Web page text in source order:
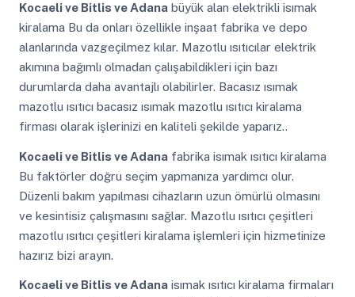
Kocaeli ve Bitlis ve Adanabüyük alan elektrikli isımak
kiralama Bu da onları özellikle inşaat fabrika ve depo
alanlarında vazgeçilmez kılar. Mazotlu ısıtıcılar elektrik
akımına bağımlı olmadan çalışabildikleri için bazı
durumlarda daha avantajlı olabilirler. Bacasız ısımak
mazotlu ısıtıcı bacasız ısımak mazotlu ısıtıcı kiralama
firması olarak işlerinizi en kaliteli şekilde yaparız..
Kocaeli ve Bitlis ve Adanafabrika isımak ısıtıcı kiralama
Bu faktörler doğru seçim yapmanıza yardımcı olur.
Düzenli bakım yapılması cihazların uzun ömürlü olmasını
ve kesintisiz çalışmasını sağlar. Mazotlu ısıtıcı çeşitleri
mazotlu ısıtıcı çeşitleri kiralama işlemleri için hizmetinize
hazırız bizi arayın.
Kocaeli ve Bitlis ve Adanaisımak ısıtıcı kiralama firmaları